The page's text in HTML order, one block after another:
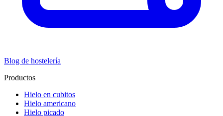
Blog de hostelería
Productos
Hielo en cubitos
Hielo americano
Hielo picado